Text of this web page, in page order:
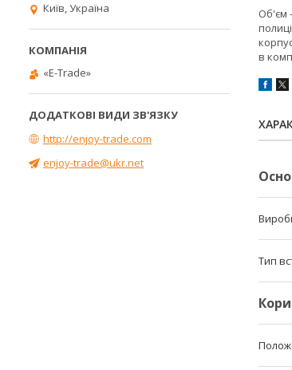
Об'єм
в
Тип
Київ, Україна
«E-Trade»
http://enjoy-trade.com
enjoy-trade@ukr.net